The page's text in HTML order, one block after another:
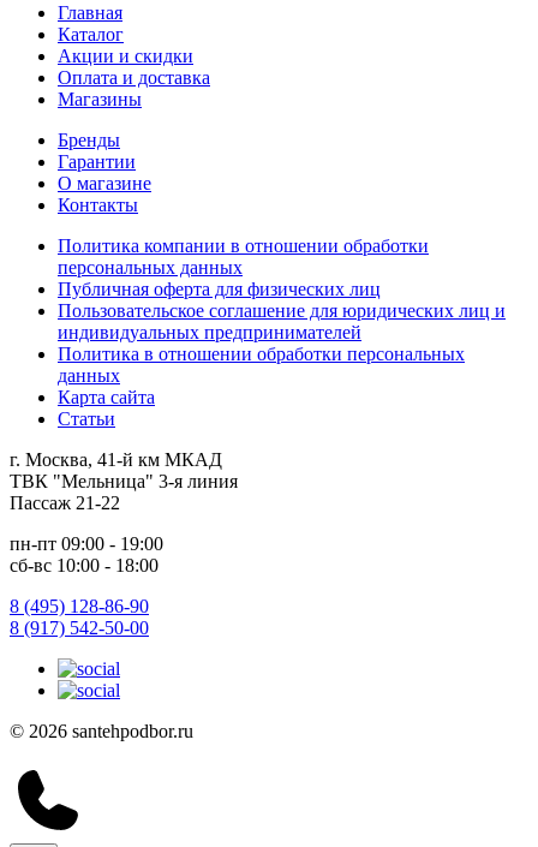
Главная
Каталог
Акции и скидки
Оплата и доставка
Магазины
Бренды
Гарантии
О магазине
Контакты
Политика компании в отношении обработки
персональных данных
Публичная оферта для физических лиц
Пользовательское соглашение для юридических лиц и
индивидуальных предпринимателей
Политика в отношении обработки персональных
данных
Карта сайта
Статьи
г. Москва, 41-й км МКАД
ТВК "Мельница" 3-я линия
Пассаж 21-22
пн-пт 09:00 - 19:00
сб-вс 10:00 - 18:00
8 (495) 128-86-90
8 (917) 542-50-00
© 2026 santehpodbor.ru